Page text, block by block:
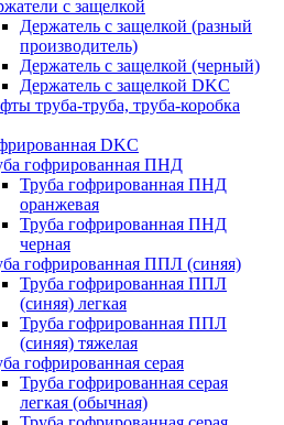
с защелкой
Держатель с защелкой (разный
производитель)
Держатель с защелкой (черный)
Держатель с защелкой DKC
труба-труба, труба-коробка
DKC
гофрированная ПНД
Труба гофрированная ПНД
оранжевая
Труба гофрированная ПНД
черная
гофрированная ППЛ (синяя)
Труба гофрированная ППЛ
(синяя) легкая
Труба гофрированная ППЛ
(синяя) тяжелая
гофрированная серая
Труба гофрированная серая
легкая (обычная)